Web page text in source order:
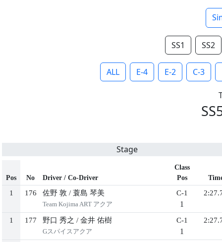
SS1 SS2
ALL E-4 E-2 C-3
Stage
Pos No Driver / Co-Driver
Class
Pos
1 176 佐野 敦 / 蓑島 琴美
Team Kojima ART アクア
C-1
1
1 177 野口 秀之 / 金井 佑樹
Gスパイスアクア
C-1
1